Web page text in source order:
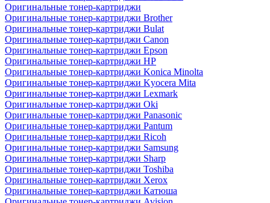
Оригинальные тонер-картриджи
Оригинальные тонер-картриджи Brother
Оригинальные тонер-картриджи Bulat
Оригинальные тонер-картриджи Canon
Оригинальные тонер-картриджи Epson
Оригинальные тонер-картриджи HP
Оригинальные тонер-картриджи Konica Minolta
Оригинальные тонер-картриджи Kyocera Mita
Оригинальные тонер-картриджи Lexmark
Оригинальные тонер-картриджи Oki
Оригинальные тонер-картриджи Panasonic
Оригинальные тонер-картриджи Pantum
Оригинальные тонер-картриджи Ricoh
Оригинальные тонер-картриджи Samsung
Оригинальные тонер-картриджи Sharp
Оригинальные тонер-картриджи Toshiba
Оригинальные тонер-картриджи Xerox
Оригинальные тонер-картриджи Катюша